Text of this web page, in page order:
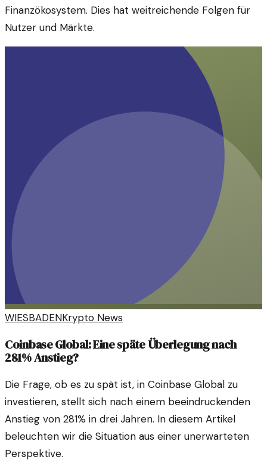
Finanzökosystem. Dies hat weitreichende Folgen für
Nutzer und Märkte.
WIESBADENKrypto News
Coinbase Global: Eine späte Überlegung nach
281% Anstieg?
Die Frage, ob es zu spät ist, in Coinbase Global zu
investieren, stellt sich nach einem beeindruckenden
Anstieg von 281% in drei Jahren. In diesem Artikel
beleuchten wir die Situation aus einer unerwarteten
Perspektive.